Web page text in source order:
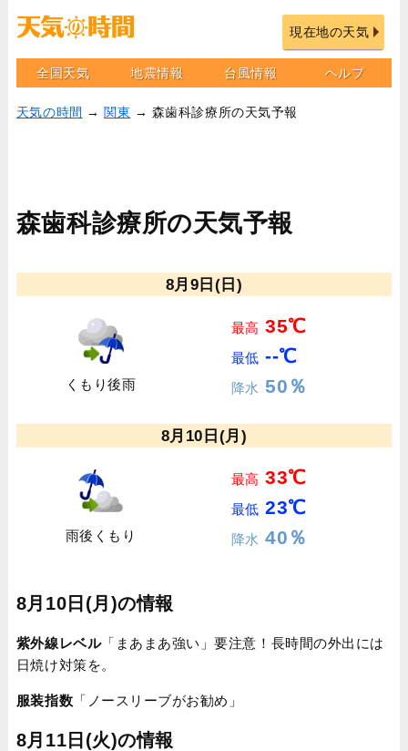
現在地の天気
全国天気 地震情報 台風情報 ヘルプ
天気の時間 → 関東 → 森歯科診療所の天気予報
森歯科診療所の天気予報
8月9日(日)
くもり後雨
最高 35℃
最低 --℃
降水 50％
8月10日(月)
雨後くもり
最高 33℃
最低 23℃
降水 40％
8月10日(月)の情報
紫外線レベル「まあまあ強い」要注意！長時間の外出には
日焼け対策を。
服装指数 「ノースリーブがお勧め」
8月11日(火)の情報